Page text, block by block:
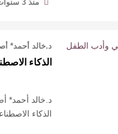
منذ 3 سنوات
د.خالد أحمد*
الذكاء
د.خالد أحمد*
الذكاء